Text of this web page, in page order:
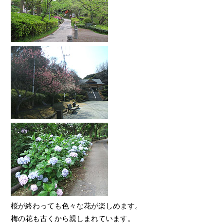
桜が終わっても色々な花が楽しめます。
梅の花も古くから親しまれています。